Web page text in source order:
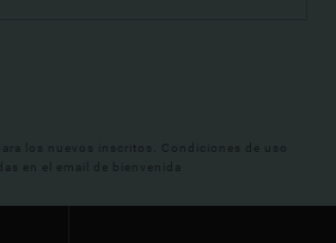
los nuevos inscritos. Condiciones de uso
en el email de bienvenida